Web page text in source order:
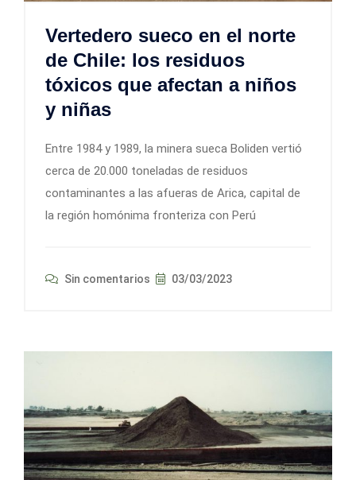
Vertedero sueco en el norte
de Chile: los residuos
tóxicos que afectan a niños
y niñas
Entre 1984 y 1989, la minera sueca Boliden vertió
cerca de 20.000 toneladas de residuos
contaminantes a las afueras de Arica, capital de
la región homónima fronteriza con Perú
Sin comentarios 03/03/2023